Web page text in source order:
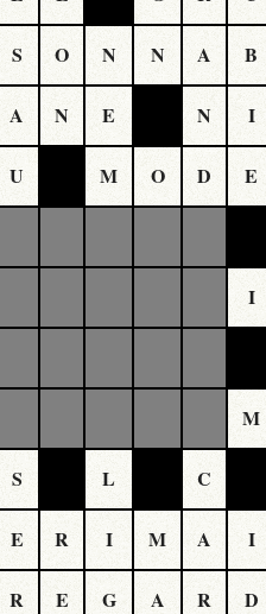
S O N N A B
A N E N I
U M O D E
I
M
S L C
E R I M A I
R E G A R D